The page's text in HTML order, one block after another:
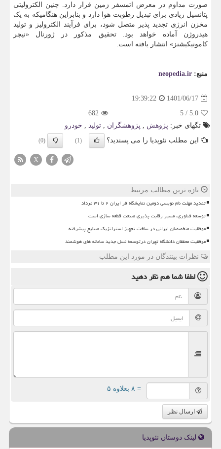
صورت مداوم در معرض اتمسفر زمین قرار دارد. چنین الکترولیتی
پتانسیل زیادی برای تبدیل رطوبت هوا دارد و بنابراین هنگامیکه به یک
مخزن انرژی تجدید پذیر متصل شود، برای فرآیند الکترولیز و تولید
هیدروژن آماده خواهد بود. تحقیق مذکور در ژورنال «نیچر
کامونیکیشنز» انتشار یافته است.
منبع: neopedia.ir
1401/06/17
19:39:22
5.0
/
5
682
تگهای خبر: پژوهش , پژوهشگران , تولید , خودرو
این مطلب نئوپدیا را می پسندید؟
(1)
(0)
X
تازه ترین مطالب مرتبط
تمدید مهلت نام نویسی دومین نمایشگاه فر ایران ۲ تا ۳۱ مرداد
توسعه فناوری، مسیر رقابت پذیری صنعت قطعه سازی است
موفقیت متخصصان ایرانی در ساخت تجهیز استراتژیک صنایع پیشرفته
موفقیت محققان دانشگاه تهران درتوسعه نسل جدید سامانه های هوشمند
نظرات بینندگان در مورد این مطلب
لطفا شما همنظر دهید
= ۸ بعلاوه ۵
ارسال نظر
لینک دوستان نئوپدیا